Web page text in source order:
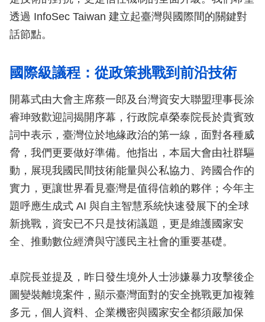
透過 InfoSec Taiwan 建立起臺灣與國際間的關鍵對
話節點。
國際級議程：從政策挑戰到前沿技術
開幕式由大會主席蔡一郎及台灣資安大聯盟理事長涂
睿珅致歡迎詞揭開序幕，行政院卓榮泰院長於貴賓致
詞中表示，臺灣位於地緣政治的第一線，面對各種威
脅，我們更要做好準備。他指出，本屆大會由社群驅
動，展現我國民間技術能量與公私協力、跨國合作的
實力，更讓世界看見臺灣是值得信賴的夥伴；今年主
題呼應生成式 AI 與自主智慧系統快速發展下的全球
新挑戰，資安已不只是技術議題，更是維護國家安
全、推動數位經濟與守護民主社會的重要基礎。
卓院長並提及，昨日發生境外人士涉嫌暴力攻擊後企
圖變裝離境案件，顯示臺灣面對的安全挑戰更加複雜
多元，個人資料、企業機密與國家安全都須嚴加保